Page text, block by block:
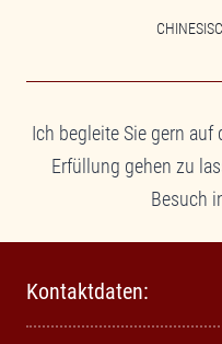
Ich begleite Sie gern
Erfüllung gehen zu
Besuch
Kontaktdaten: